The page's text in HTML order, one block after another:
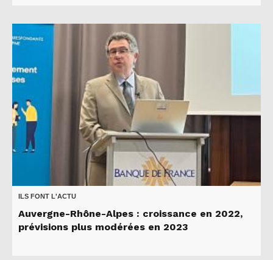
ILS FONT L'ACTU
Auvergne-Rhône-Alpes : croissance en 2022,
prévisions plus modérées en 2023